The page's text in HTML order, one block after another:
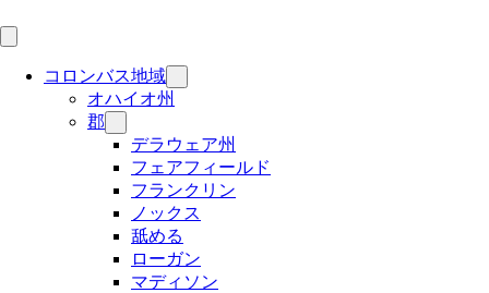
コロンバス地域
オハイオ州
郡
デラウェア州
フェアフィールド
フランクリン
ノックス
舐める
ローガン
マディソン